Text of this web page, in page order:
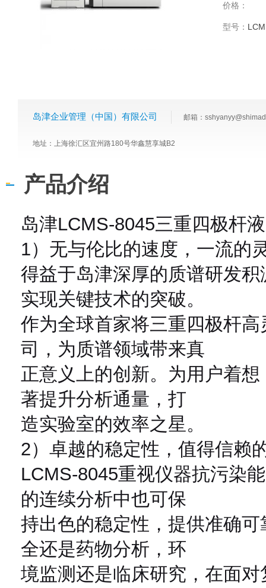
价格：
型号：
岛津企业管理（中国）有限公司 邮箱：
地址：上海徐汇区宜州路180号华鑫慧享城B2
产品介绍
岛津LCMS-8045三重四极杆
1）无与伦比的速度，一流的
得益于岛津深厚的质谱研发
实现关键技术的突破。
作为全球首家将三重四极杆
司，为质谱领域带来真
正意义上的创新。为用户着
著提升分析通量，打
造实验室的效率之星。
2）卓越的稳定性，值得信赖
LCMS-8045重视仪器抗污染
的连续分析中也可保
持出色的稳定性，提供准确
全还是药物分析，环
境监测还是临床研究，在面